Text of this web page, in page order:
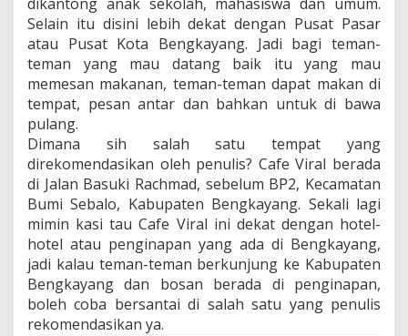
Selain itu disini lebih dekat dengan Pusat Pasar
atau Pusat Kota Bengkayang. Jadi bagi teman-
teman yang mau datang baik itu yang mau
memesan makanan, teman-teman dapat makan di
tempat, pesan antar dan bahkan untuk di bawa
pulang.
Dimana sih salah satu tempat yang
direkomendasikan oleh penulis? Cafe Viral berada
di Jalan Basuki Rachmad, sebelum BP2, Kecamatan
Bumi Sebalo, Kabupaten Bengkayang. Sekali lagi
mimin kasi tau Cafe Viral ini dekat dengan hotel-
hotel atau penginapan yang ada di Bengkayang,
jadi kalau teman-teman berkunjung ke Kabupaten
Bengkayang dan bosan berada di penginapan,
boleh coba bersantai di salah satu yang penulis
rekomendasikan ya.